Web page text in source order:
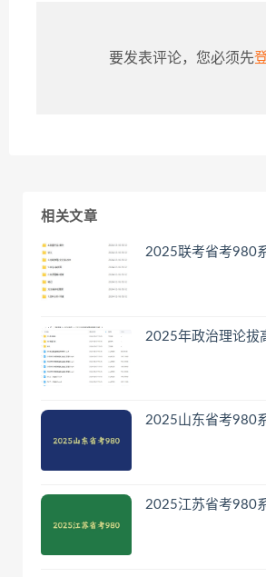
要发表评论，您必须先
相关文章
2025联考省考980
2025年政治理论拔
2025山东省考980
2025江苏省考980